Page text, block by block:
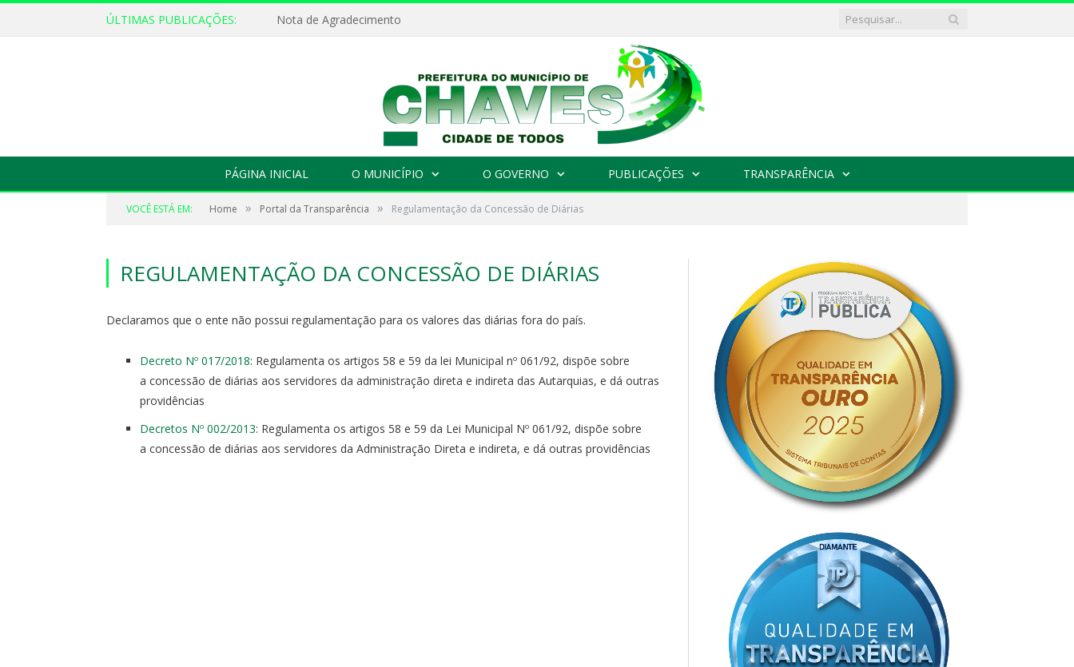
ÚLTIMAS PUBLICAÇÕES: Nota de Agradecimento
PÁGINA INICIAL O MUNICÍPIO O GOVERNO PUBLICAÇÕES TRANSPARÊNCIA
VOCÊ ESTÁ EM: Home » Portal da Transparência » Regulamentação da Concessão de Diárias
REGULAMENTAÇÃO DA CONCESSÃO DE DIÁRIAS
Declaramos que o ente não possui regulamentação para os valores das diárias fora do país.
Decreto Nº 017/2018: Regulamenta os artigos 58 e 59 da lei Municipal nº 061/92, dispõe sobre
a concessão de diárias aos servidores da administração direta e indireta das Autarquias, e dá outras
providências
Decretos Nº 002/2013: Regulamenta os artigos 58 e 59 da Lei Municipal Nº 061/92, dispõe sobre
a concessão de diárias aos servidores da Administração Direta e indireta, e dá outras providências